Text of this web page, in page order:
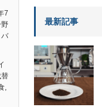
7
野
最新記事